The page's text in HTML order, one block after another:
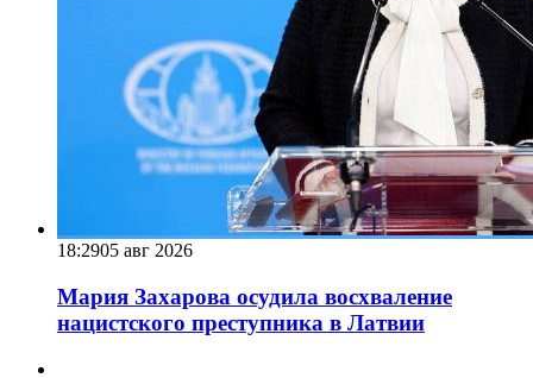
18:2905 авг 2026
Мария Захарова осудила восхваление
нацистского преступника в Латвии